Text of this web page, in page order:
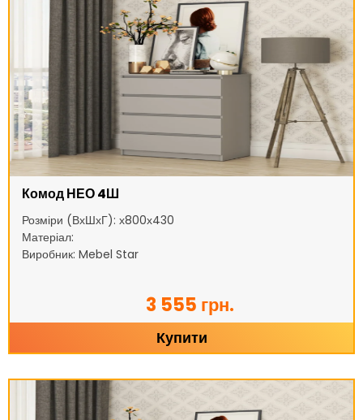
Комод НЕО 4Ш
Розміри (ВхШхГ): х800х430
Матеріал:
Виробник: Mebel Star
3 555 грн.
Купити